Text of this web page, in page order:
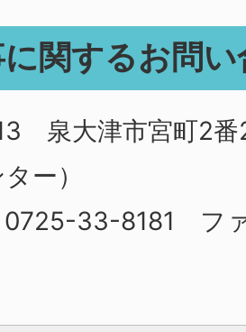
関するお問
泉大津市宮町2
ー）
0725-33-8181 フ